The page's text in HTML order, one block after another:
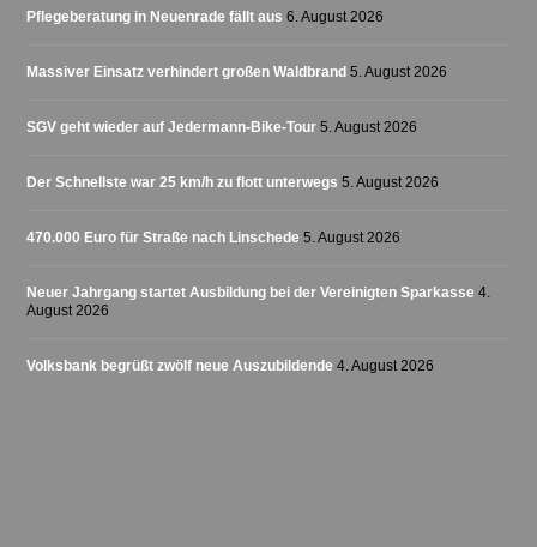
Pflegeberatung in Neuenrade fällt aus 6. August 2026
Massiver Einsatz verhindert großen Waldbrand 5. August 2026
SGV geht wieder auf Jedermann-Bike-Tour 5. August 2026
Der Schnellste war 25 km/h zu flott unterwegs 5. August 2026
470.000 Euro für Straße nach Linschede 5. August 2026
Neuer Jahrgang startet Ausbildung bei der Vereinigten Sparkasse 4.
August 2026
Volksbank begrüßt zwölf neue Auszubildende 4. August 2026